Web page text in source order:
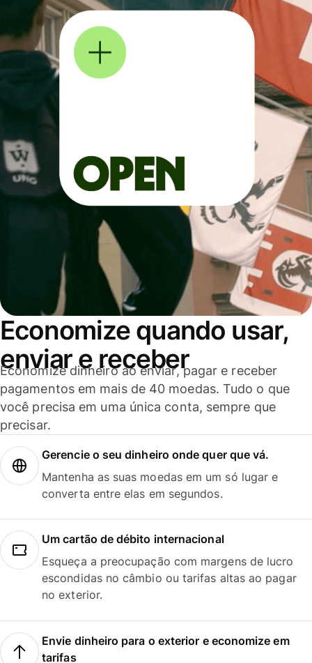
Economize quando usar,
enviar e receber
Economize dinheiro ao enviar, pagar e receber
pagamentos em mais de 40 moedas. Tudo o que
você precisa em uma única conta, sempre que
precisar.
Gerencie o seu dinheiro onde quer que vá.
Mantenha as suas moedas em um só lugar e
converta entre elas em segundos.
Um cartão de débito internacional
Esqueça a preocupação com margens de lucro
escondidas no câmbio ou tarifas altas ao pagar
no exterior.
Envie dinheiro para o exterior e economize em
tarifas